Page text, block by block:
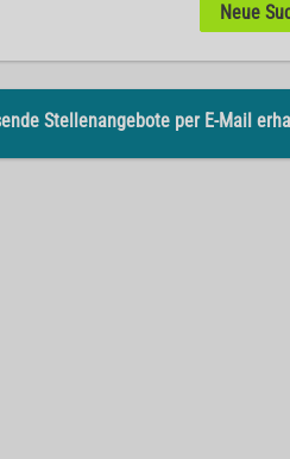
Neue
Stellenangebote per E-Mail